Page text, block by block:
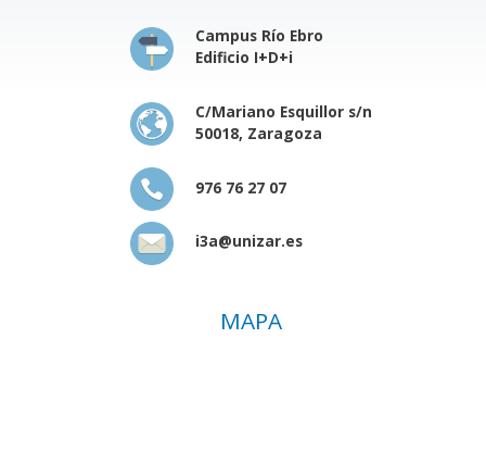
Campus Río Ebro
Edificio I+D+i
C/Mariano Esquillor s/n
50018, Zaragoza
976 76 27 07
i3a@unizar.es
MAPA